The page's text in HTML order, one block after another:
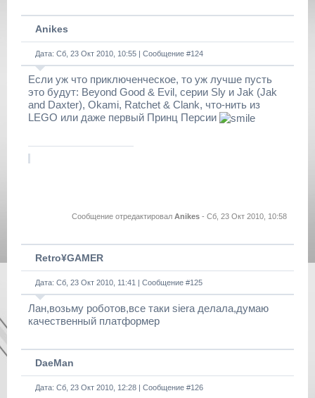
Anikes
Дата: Сб, 23 Окт 2010, 10:55 | Сообщение #124
Если уж что приключенческое, то уж лучше пусть
это будут: Beyond Good & Evil, серии Sly и Jak (Jak
and Daxter), Okami, Ratchet & Clank, что-нить из
LEGO или даже первый Принц Персии
Сообщение отредактировал Anikes - Сб, 23 Окт 2010, 10:58
Retro¥GAMER
Дата: Сб, 23 Окт 2010, 11:41 | Сообщение #125
Лан,возьму роботов,все таки siera делала,думаю
качественный платформер
DaeMan
Дата: Сб, 23 Окт 2010, 12:28 | Сообщение #126